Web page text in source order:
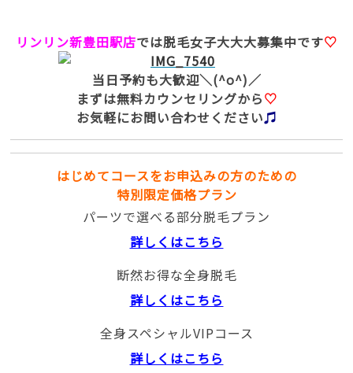
リンリン新豊田駅店では脱毛女子大大大募集中です♡
当日予約も大歓迎＼(^o^)／
まずは無料カウンセリングから♡
お気軽にお問い合わせください♫
はじめてコースをお申込みの方のための
特別限定価格プラン
パーツで選べる部分脱毛プラン
詳しくはこちら
断然お得な全身脱毛
詳しくはこちら
全身スペシャルVIPコース
詳しくはこちら